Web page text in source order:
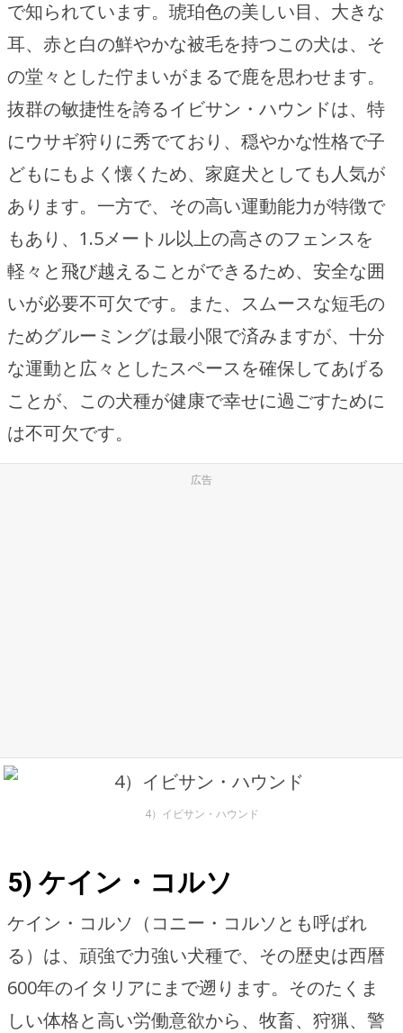
で知られています。琥珀色の美しい目、大きな
耳、赤と白の鮮やかな被毛を持つこの犬は、そ
の堂々とした佇まいがまるで鹿を思わせます。
抜群の敏捷性を誇るイビサン・ハウンドは、特
にウサギ狩りに秀でており、穏やかな性格で子
どもにもよく懐くため、家庭犬としても人気が
あります。一方で、その高い運動能力が特徴で
もあり、1.5メートル以上の高さのフェンスを
軽々と飛び越えることができるため、安全な囲
いが必要不可欠です。また、スムースな短毛の
ためグルーミングは最小限で済みますが、十分
な運動と広々としたスペースを確保してあげる
ことが、この犬種が健康で幸せに過ごすために
は不可欠です。
広告
4）イビサン・ハウンド
5) ケイン・コルソ
ケイン・コルソ（コニー・コルソとも呼ばれ
る）は、頑強で力強い犬種で、その歴史は西暦
600年のイタリアにまで遡ります。そのたくま
しい体格と高い労働意欲から、牧畜、狩猟、警